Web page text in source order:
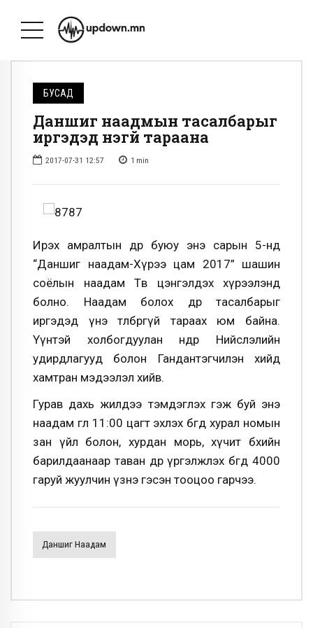
БУСАД
Даншиг наадмын тасалбарыг
иргэдэд үнэгүй тараана
2017-07-31 12:57 1 min
Ирэх амралтын өдөр буюу энэ сарын 5-нд
“Даншиг наадам-Хүрээ цам 2017” шашин
соёлын наадам Төв цэнгэлдэх хүрээлэнд
болно. Наадам болох өдөр тасалбарыг
иргэдэд үнэ төлбөргүй тараах юм байна.
Үүнтэй холбогдуулан өнөөдөр Нийслэлийн
удирдлагууд болон Гандантэгчилэн хийд
хамтран мэдээлэл хийв.
Гурав дахь жилдээ тэмдэглэх гэж буй энэ
наадам өглөө 11:00 цагт эхлэх бөгөөд хурал номын
зан үйл болон, хурдан морь, хүчит бөхийн
барилдаанаар таван өдөр үргэлжлэх бөгөөд 4000
гаруй жуулчин үзнэ гэсэн тооцоо гарчээ.
Даншиг Наадам